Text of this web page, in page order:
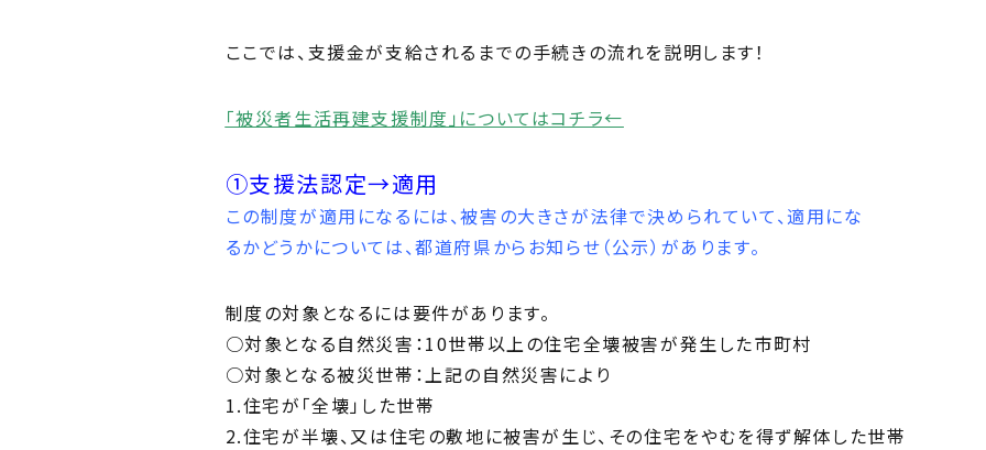
ここでは、支援金が支給されるまでの手続きの流れを説明します！
「被災者生活再建支援制度」についてはコチラ←
①支援法認定→適用
この制度が適用になるには、被害の大きさが法律で決められていて、適用にな
るかどうかについては、都道府県からお知らせ（公示）があります。
制度の対象となるには要件があります。
○対象となる自然災害：10世帯以上の住宅全壊被害が発生した市町村
○対象となる被災世帯：上記の自然災害により
1.住宅が「全壊」した世帯
2.住宅が半壊、又は住宅の敷地に被害が生じ、その住宅をやむを得ず解体した世帯